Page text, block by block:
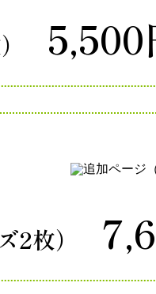
5,500
枚）